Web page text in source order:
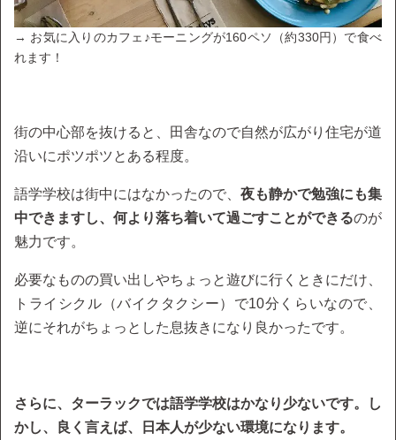
→ お気に入りのカフェ♪モーニングが160ペソ（約330円）で食べ
れます！
街の中心部を抜けると、田舎なので自然が広がり住宅が道
沿いにポツポツとある程度。
語学学校は街中にはなかったので、 夜も静かで勉強にも集
中できますし、何より落ち着いて過ごすことができるのが
魅力です。
必要なものの買い出しやちょっと遊びに行くときにだけ、
トライシクル（バイクタクシー）で10分くらいなので、
逆にそれがちょっとした息抜きになり良かったです。
さらに、ターラックでは語学学校はかなり少ないです。し
かし、良く言えば、日本人が少ない環境になります。